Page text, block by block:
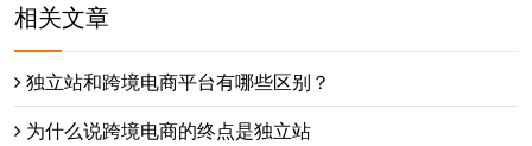
相关文章
独立站和跨境电商平台有哪些区别？
为什么说跨境电商的终点是独立站